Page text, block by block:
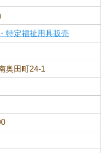
特定福祉用具販売
奥田町24-1